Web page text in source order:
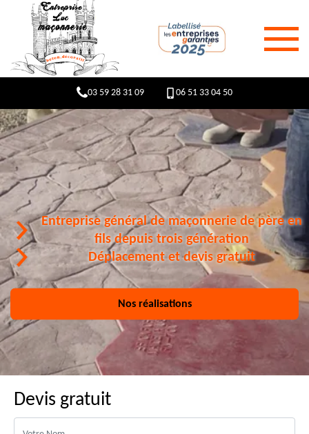
03 59 28 31 09 06 51 33 04 50
Entreprise général de maçonnerie de père en
fils depuis trois génération
Déplacement et devis gratuit
Nos réalisations
Devis gratuit